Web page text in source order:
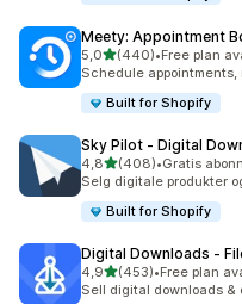
Meety: Appointment
5,0av 5 stjerner
(440)
Totalt 440 omtaler
•Free plan
Schedule
Built for Shopify
Sky Pilot ‑ Digital
4,8av 5 stjerner
(408)
Totalt 408 omtaler
•Gratis
Selg digitale produkter
Built for Shopify
Digital Downloads ‑
4,9av 5 stjerner
(453)
Totalt 453 omtaler
•Free plan
Sell digital downloads